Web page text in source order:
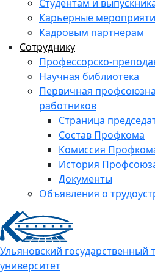
Студентам и
Карьерные
Кадровым партнерам
Сотруднику
Профессорско-
Научная библиотека
Первичная
работников
Страница
Состав Профкома
Комиссия
История
Документы
Объявления о
Ульяновский государственный
университет